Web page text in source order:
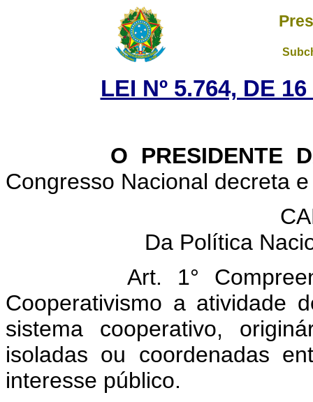
LEI Nº 5.764, DE
O PRESIDENTE DA
Congresso Nacional decreta
Da Política
Art. 1°
Cooperativismo a atividade
sistema cooperativo,
isoladas ou coordenadas
interesse público.